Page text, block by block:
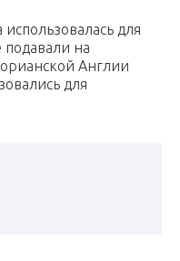
для
на
Англии
для